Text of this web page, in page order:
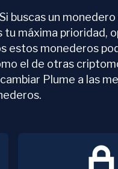
buscas un
tu máxima prioridad,
estos monederos
el de otras
Plume a las